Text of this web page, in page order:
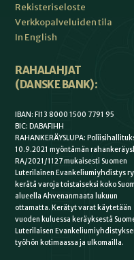
Rekisteriseloste
Verkkopalveluiden tila
In English
RAHALAHJAT
(DANSKE BANK):
IBAN: FI13 8000 1500 7791 95
BIC: DABAFIHH
RAHANKERÄYSLUPA:
10.9.2021 myöntämän
RA/2021/1127 mukaisesti Suomen
Luterilainen Evankeliumiyhdistys
kerätä varoja toistaiseksi koko
alueella Ahvenanmaata lukuun
ottamatta. Kerätyt varat käytetään
vuoden kuluessa keräyksestä
Luterilaisen
työhön kotimaassa ja ulkomailla.